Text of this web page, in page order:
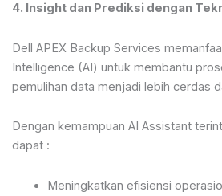
4. Insight dan Prediksi dengan
Dell APEX Backup Services
Intelligence (AI) untuk membantu
pemulihan data menjadi lebih cerdas
Dengan kemampuan AI Assistant
dapat :
Meningkatkan efisiensi